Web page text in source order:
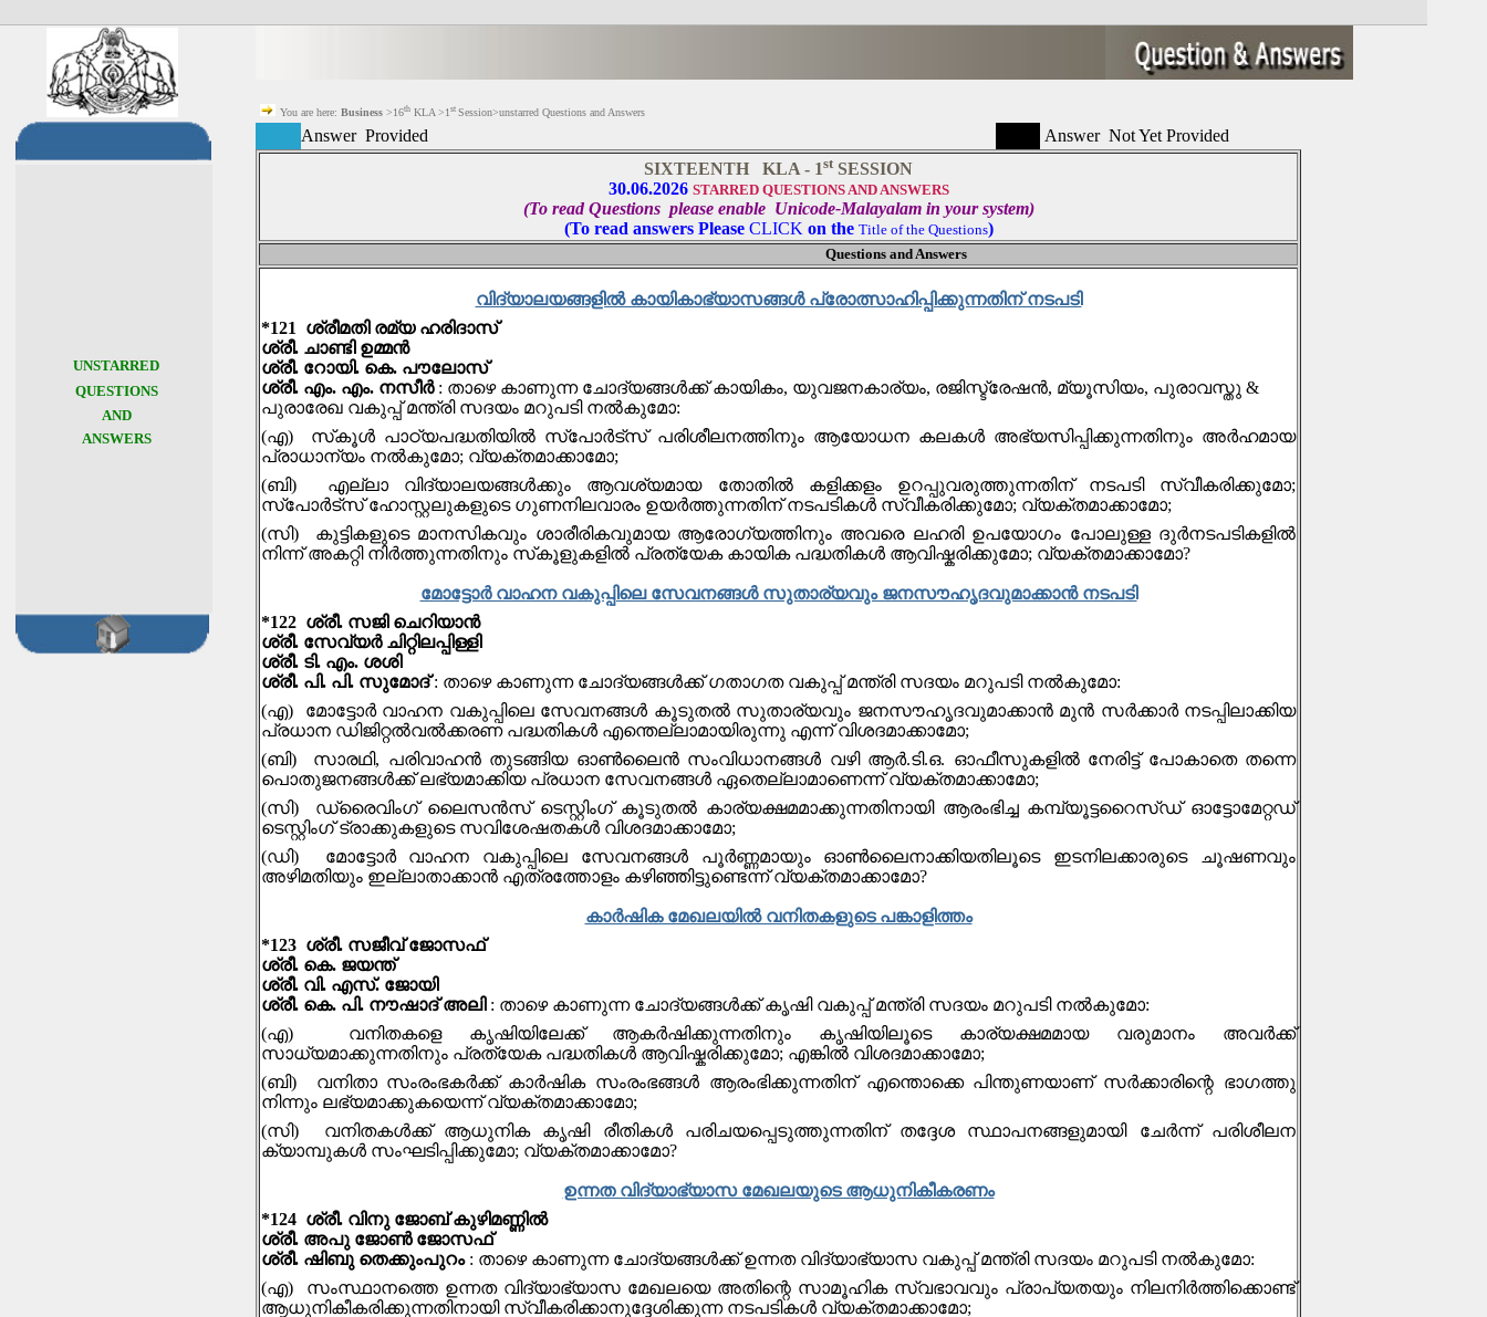
UNSTARRED
QUESTIONS
AND
ANSWERS
You are here: Business >16th KLA >1 st Session>unstarred Questions and Answers
Answer Provided
Answer Not Yet Provided
SIXTEENTH KLA - 1stSESSION
30.06.2026 STARRED QUESTIONS AND ANSWERS
(To read Questions please enable Unicode-Malayalam in your system)
(To read answers Please CLICK on the Title of the Questions)
Questions and Answers
വിദ്യാലയങ്ങളിൽ കായികാഭ്യാസങ്ങള്‍ പ്രോത്സാഹിപ്പിക്കുന്നതിന് നടപടി
*121 ശ്രീമതി രമ്യ ഹരിദാസ്
ശ്രീ. ചാണ്ടി ഉമ്മന്‍
ശ്രീ. റോയി. കെ. പൗലോസ്
ശ്രീ. എം. എം. നസീർ : താഴെ കാണുന്ന ചോദ്യങ്ങൾക്ക് കായികം, യുവജനകാര്യം, രജിസ്ട്രേഷൻ, മ്യൂസിയം, പുരാവസ്തു &
പുരാരേഖ വകുപ്പ് മന്ത്രി സദയം മറുപടി നല്‍കുമോ:
(എ) സ്‌കൂൾ പാഠ്യപദ്ധതിയിൽ സ്പോർട്സ് പരിശീലനത്തിനും ആയോധന കലകൾ അഭ്യസിപ്പിക്കുന്നതിനും അർഹമായ
പ്രാധാന്യം നൽകുമോ; വ്യക്തമാക്കാമോ;
(ബി) എല്ലാ വിദ്യാലയങ്ങൾക്കും ആവശ്യമായ തോതിൽ കളിക്കളം ഉറപ്പുവരുത്തുന്നതിന് നടപടി സ്വീകരിക്കുമോ;
സ്പോര്‍ട്സ് ഹോസ്റ്റലുകളുടെ ഗുണനിലവാരം ഉയര്‍ത്തുന്നതിന് നടപടികള്‍ സ്വീകരിക്കുമോ; വ്യക്തമാക്കാമോ;
(സി) കുട്ടികളുടെ മാനസികവും ശാരീരികവുമായ ആരോഗ്യത്തിനും അവരെ ലഹരി ഉപയോഗം പോലുള്ള ദുർനടപടികളിൽ
നിന്ന് അകറ്റി നിർത്തുന്നതിനും സ്‌കൂളുകളിൽ പ്രത്യേക കായിക പദ്ധതികൾ ആവിഷ്കരിക്കുമോ; വ്യക്തമാക്കാമോ?
മോട്ടോര്‍ വാഹന വകുപ്പിലെ സേവനങ്ങള്‍ സുതാര്യവും ജനസൗഹൃദവുമാക്കാന്‍ നടപടി
*122 ശ്രീ. സജി ചെറിയാന്‍
ശ്രീ. സേവ്യര്‍ ചിറ്റിലപ്പിള്ളി
ശ്രീ. ടി. എം. ശശി
ശ്രീ. പി. പി. സുമോദ് : താഴെ കാണുന്ന ചോദ്യങ്ങൾക്ക് ഗതാഗത വകുപ്പ് മന്ത്രി സദയം മറുപടി നല്‍കുമോ:
(എ) മോട്ടോര്‍ വാഹന വകുപ്പിലെ സേവനങ്ങള്‍ കൂടുതല്‍ സുതാര്യവും ജനസൗഹൃദവുമാക്കാന്‍ മുൻ സര്‍ക്കാര്‍ നടപ്പിലാക്കിയ
പ്രധാന ഡിജിറ്റല്‍വല്‍ക്കരണ പദ്ധതികള്‍ എന്തെല്ലാമായിരുന്നു എന്ന് വിശദമാക്കാമോ;
(ബി) സാരഥി, പരിവാഹന്‍ തുടങ്ങിയ ഓണ്‍ലൈന്‍ സംവിധാനങ്ങള്‍ വഴി ആര്‍.ടി.ഒ. ഓഫീസുകളില്‍ നേരിട്ട് പോകാതെ തന്നെ
പൊതുജനങ്ങള്‍ക്ക് ലഭ്യമാക്കിയ പ്രധാന സേവനങ്ങള്‍ ഏതെല്ലാമാണെന്ന് വ്യക്തമാക്കാമോ;
(സി) ഡ്രൈവിംഗ് ലൈസന്‍സ് ടെസ്റ്റിംഗ് കൂടുതല്‍ കാര്യക്ഷമമാക്കുന്നതിനായി ആരംഭിച്ച കമ്പ്യൂട്ടറൈസ്ഡ് ഓട്ടോമേറ്റഡ്
ടെസ്റ്റിംഗ് ട്രാക്കുകളുടെ സവിശേഷതകള്‍ വിശദമാക്കാമോ;
(ഡി) മോട്ടോര്‍ വാഹന വകുപ്പിലെ സേവനങ്ങള്‍ പൂര്‍ണ്ണമായും ഓണ്‍ലൈനാക്കിയതിലൂടെ ഇടനിലക്കാരുടെ ചൂഷണവും
അഴിമതിയും ഇല്ലാതാക്കാന്‍ എത്രത്തോളം കഴിഞ്ഞിട്ടുണ്ടെന്ന് വ്യക്തമാക്കാമോ?
കാര്‍ഷിക മേഖലയില്‍ വനിതകളുടെ പങ്കാളിത്തം
*123 ശ്രീ. സജീവ് ജോസഫ്
ശ്രീ. കെ. ജയന്ത്
ശ്രീ. വി. എസ്. ജോയി
ശ്രീ. കെ. പി. നൗഷാദ് അലി : താഴെ കാണുന്ന ചോദ്യങ്ങൾക്ക് കൃഷി വകുപ്പ് മന്ത്രി സദയം മറുപടി നല്‍കുമോ:
(എ) വനിതകളെ കൃഷിയിലേക്ക് ആകർഷിക്കുന്നതിനും കൃഷിയിലൂടെ കാര്യക്ഷമമായ വരുമാനം അവർക്ക്
സാധ്യമാക്കുന്നതിനും പ്രത്യേക പദ്ധതികൾ ആവിഷ്കരിക്കുമോ; എങ്കിൽ വിശദമാക്കാമോ;
(ബി) വനിതാ സംരംഭകർക്ക്‌ കാർഷിക സംരംഭങ്ങൾ ആരംഭിക്കുന്നതിന് എന്തൊക്കെ പിന്തുണയാണ് സർക്കാരിന്റെ ഭാഗത്തു
നിന്നും ലഭ്യമാക്കുകയെന്ന് വ്യക്തമാക്കാമോ;
(സി) വനിതകള്‍ക്ക് ആധുനിക കൃഷി രീതികള്‍ പരിചയപ്പെടുത്തുന്നതിന് തദ്ദേശ സ്ഥാപനങ്ങളുമായി ചേര്‍ന്ന് പരിശീലന
ക്യാമ്പുകള്‍ സംഘടിപ്പിക്കുമോ; വ്യക്തമാക്കാമോ?
ഉന്നത വിദ്യാഭ്യാസ മേഖലയുടെ ആധുനികീകരണം
*124 ശ്രീ. വിനു ജോബ് കുഴിമണ്ണിൽ
ശ്രീ. അപു ജോൺ ജോസഫ്
ശ്രീ. ഷിബു തെക്കുംപുറം : താഴെ കാണുന്ന ചോദ്യങ്ങൾക്ക് ഉന്നത വിദ്യാഭ്യാസ വകുപ്പ് മന്ത്രി സദയം മറുപടി നല്‍കുമോ:
(എ) സംസ്ഥാനത്തെ ഉന്നത വിദ്യാഭ്യാസ മേഖലയെ അതിന്റെ സാമൂഹിക സ്വഭാവവും പ്രാപ്യതയും നിലനിർത്തിക്കൊണ്ട്
ആധുനികീകരിക്കുന്നതിനായി സ്വീകരിക്കാനുദ്ദേശിക്കുന്ന നടപടികൾ വ്യക്തമാക്കാമോ;